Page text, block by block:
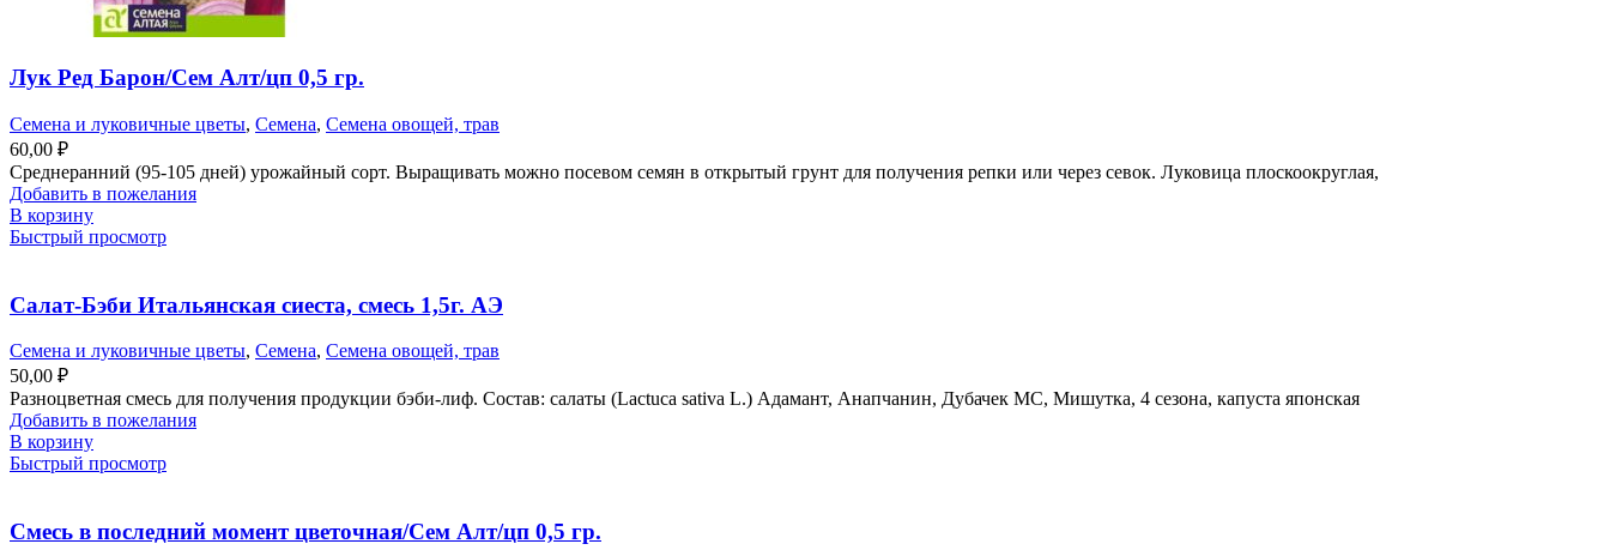
Лук Ред Барон/Сем Алт/цп 0,5 гр.
Семена и луковичные цветы, Семена, Семена овощей, трав
60,00 ₽
Среднеранний (95-105 дней) урожайный сорт. Выращивать можно посевом семян в открытый грунт для получения репки или через севок. Луковица плоскоокруглая,
Добавить в пожелания
В корзину
Быстрый просмотр
Салат-Бэби Итальянская сиеста, смесь 1,5г. АЭ
Семена и луковичные цветы, Семена, Семена овощей, трав
50,00 ₽
Разноцветная смесь для получения продукции бэби-лиф. Состав: салаты (Lactuca sativa L.) Адамант, Анапчанин, Дубачек МС, Мишутка, 4 сезона, капуста японская
Добавить в пожелания
В корзину
Быстрый просмотр
Смесь в последний момент цветочная/Сем Алт/цп 0,5 гр.